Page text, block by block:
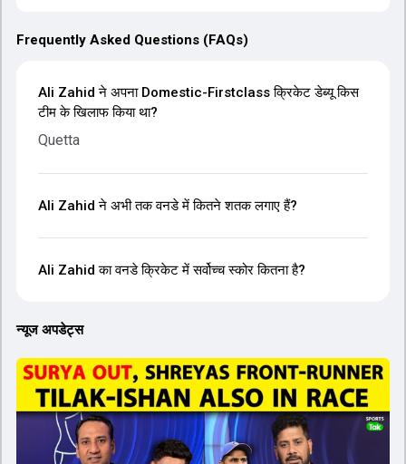
Frequently Asked Questions (FAQs)
Ali Zahid ने अपना Domestic-Firstclass क्रिकेट डेब्यू किस
टीम के खिलाफ किया था?
Quetta
Ali Zahid ने अभी तक वनडे में कितने शतक लगाए हैं?
Ali Zahid का वनडे क्रिकेट में सर्वोच्च स्कोर कितना है?
न्यूज अपडेट्स